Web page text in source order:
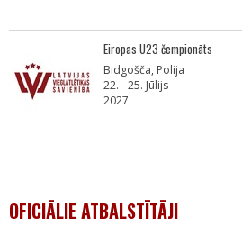
Eiropas U23 čempionāts
Bidgošča, Polija
22. - 25. Jūlijs
2027
OFICIĀLIE ATBALSTĪTĀJI